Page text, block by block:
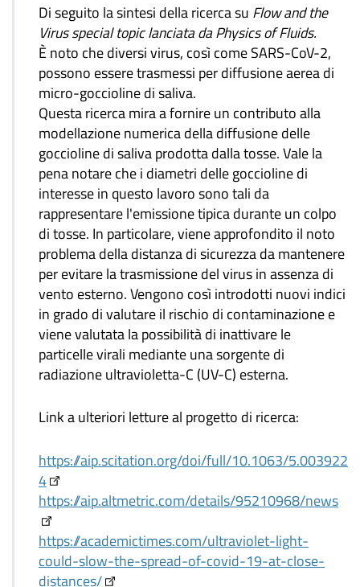
Di seguito la sintesi della ricerca su Flow and the
Virus special topic lanciata da Physics of Fluids.
È noto che diversi virus, così come SARS-CoV-2,
possono essere trasmessi per diffusione aerea di
micro-goccioline di saliva.
Questa ricerca mira a fornire un contributo alla
modellazione numerica della diffusione delle
goccioline di saliva prodotta dalla tosse. Vale la
pena notare che i diametri delle goccioline di
interesse in questo lavoro sono tali da
rappresentare l'emissione tipica durante un colpo
di tosse. In particolare, viene approfondito il noto
problema della distanza di sicurezza da mantenere
per evitare la trasmissione del virus in assenza di
vento esterno. Vengono così introdotti nuovi indici
in grado di valutare il rischio di contaminazione e
viene valutata la possibilità di inattivare le
particelle virali mediante una sorgente di
radiazione ultravioletta-C (UV-C) esterna.
Link a ulteriori letture al progetto di ricerca:
https://aip.scitation.org/doi/full/10.1063/5.003922
4
https://aip.altmetric.com/details/95210968/news
https://academictimes.com/ultraviolet-light-
could-slow-the-spread-of-covid-19-at-close-
distances/